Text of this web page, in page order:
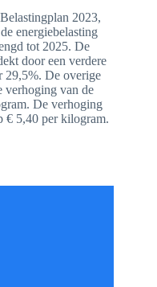
2023,
energiebelasting
tot 2025. De
door een verdere
29,5%. De overige
verhoging van de
De verhoging
€ 5,40 per kilogram.